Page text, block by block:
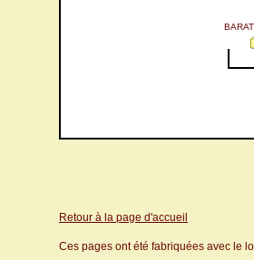
Retour à la page d'accueil
Ces pages ont été fabriquées avec le